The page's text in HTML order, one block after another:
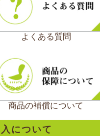
よくある質問
商品の補償について
について